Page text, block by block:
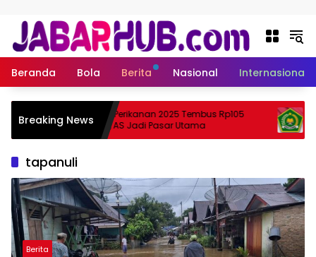
Beranda Bola Berita Nasional Internasional
Breaking NewsEkspor Perikanan 2025 Tembus Rp105
Triliun, AS Jadi Pasar Utama
tapanuli
Berita